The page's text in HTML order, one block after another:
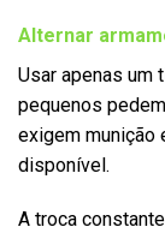
Alternar
Usar apenas um
pequenos
exigem munição
disponível.
A troca